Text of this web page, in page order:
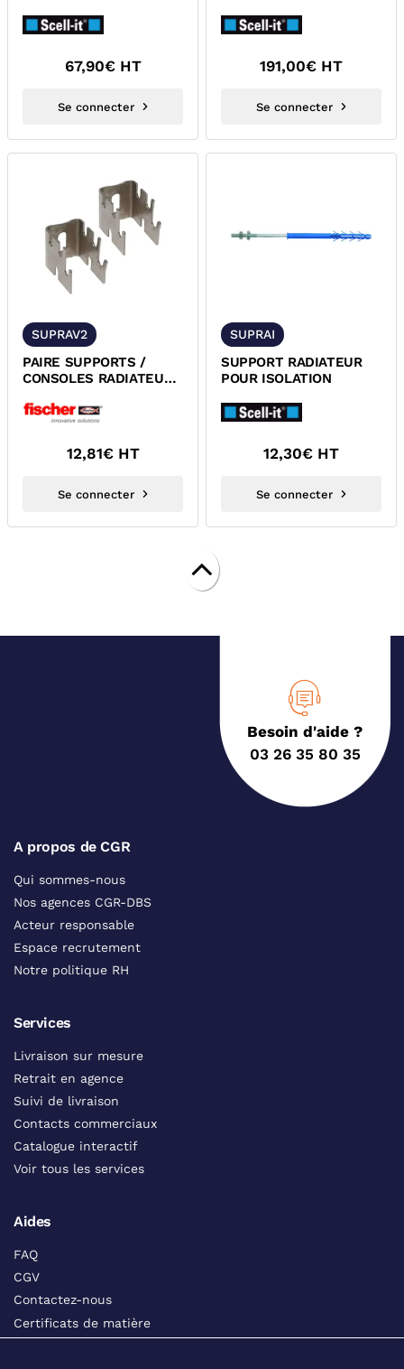
67,90€ HT
Se connecter
191,00€ HT
Se connecter
SUPRAV2
PAIRE SUPPORTS /
CONSOLES RADIATEUR
12,81€ HT
Se connecter
SUPRAI
SUPPORT RADIATEUR
POUR ISOLATION
12,30€ HT
Se connecter
Besoin d'aide ?
03 26 35 80 35
A propos de CGR
Qui sommes-nous
Nos agences CGR-DBS
Acteur responsable
Espace recrutement
Notre politique RH
Services
Livraison sur mesure
Retrait en agence
Suivi de livraison
Contacts commerciaux
Catalogue interactif
Voir tous les services
Aides
FAQ
CGV
Contactez-nous
Certificats de matière